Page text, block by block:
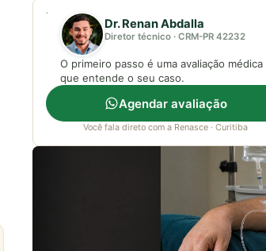
Dr. Renan Abdalla
Diretor técnico · CRM-PR 42232
O primeiro passo é uma avaliação médica
que entende o seu caso.
Agendar avaliação
Você fala direto com a Renasce · Curitiba